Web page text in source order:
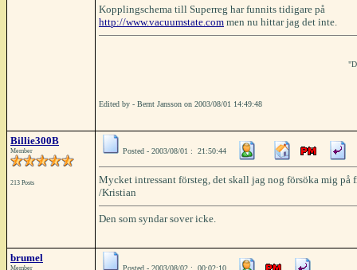
Kopplingschema till Superreg har funnits tidigare på
http://www.vacuumstate.com men nu hittar jag det inte.
Edited by - Bernt Jansson on 2003/08/01 14:49:48
Billie300B
Member
213 Posts
Posted - 2003/08/01 : 21:50:44
Mycket intressant försteg, det skall jag nog försöka mig på
/Kristian
Den som syndar sover icke.
brumel
Member Posted - 2003/08/02 : 00:02:10